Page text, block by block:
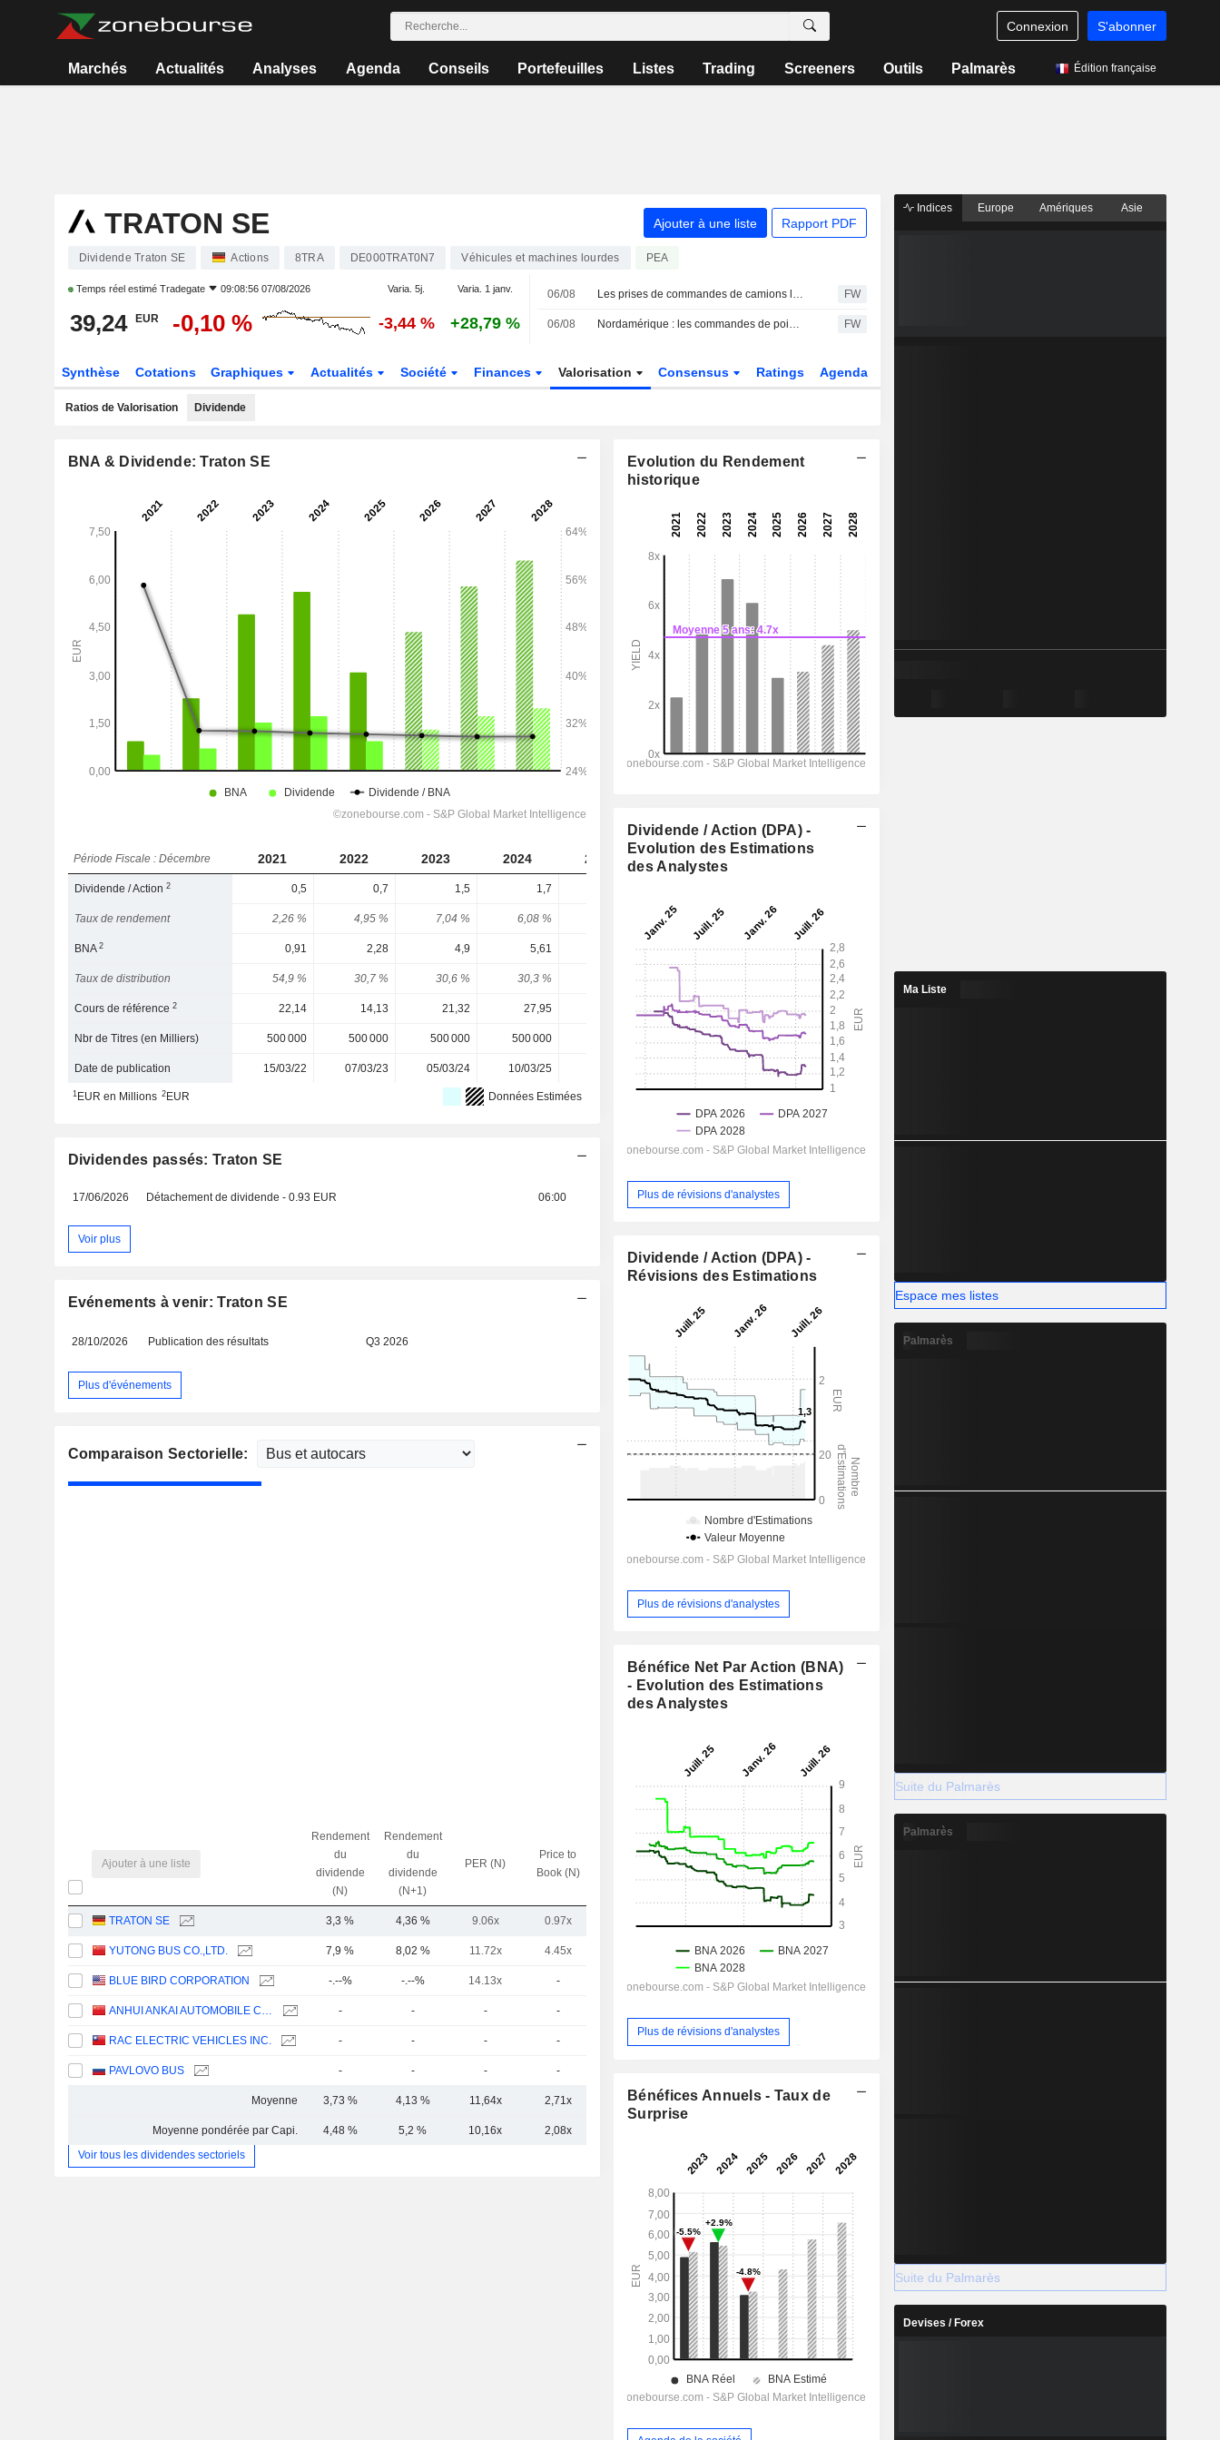
Connexion S'abonner
Marchés Actualités Analyses Agenda Conseils Portefeuilles Listes Trading Screeners Outils Palmarès Édition française
TRATON SE Ajouter à une liste Rapport PDF
Dividende Traton SE Actions 8TRA DE000TRAT0N7 Véhicules et machines lourdes PEA
Temps réel estimé Tradegate 09:08:56 07/08/2026 Varia. 5j. Varia. 1 janv.
39,24 EUR -0,10 % -3,44 % +28,79 %
06/08 Les prises de commandes de camions lourds en Amérique du Nord en hausse sur un an en juillet - ACT Research (mise à jour) FW
06/08 Nordamérique : les commandes de poids lourds en hausse sur un an en juillet - ACT Research FW
Synthèse Cotations Graphiques Actualités Société Finances Valorisation Consensus Ratings Agenda
Ratios de Valorisation Dividende
BNA & Dividende: Traton SE
Période Fiscale : Décembre 2021 2022 2023 2024 2025 2026
Dividende / Action2 0,5 0,7 1,5 1,7
Taux de rendement 2,26 % 4,95 % 7,04 % 6,08 % 3,3 % 4,36 %
BNA2 0,91 2,28 4,9 5,61 4,334 5,774
Taux de distribution 54,9 % 30,7 % 30,6 % 30,3 % 29,9 % 29,7 % 29,7 %
Cours de référence2 22,14 14,13 21,32 27,95 39,28 39,28 39,28
Nbr de Titres (en Milliers) 500 000 500 000 500 000 500 000 500 000 -
Date de publication 15/03/22 07/03/23 05/03/24 10/03/25 -
1EUR en Millions 2EUR Données Estimées
Dividendes passés: Traton SE
17/06/2026 Détachement de dividende - 0.93 EUR 06:00
Voir plus
Evénements à venir: Traton SE
28/10/2026 Publication des résultats Q3 2026
Plus d'événements
Comparaison Sectorielle:
Ajouter à une liste
Rendement
du
dividende
(N)
Rendement
du
dividende
(N+1)
PER (N)
Price to
Book (N)
TRATON SE 3,3 % 4,36 % 9.06x 0.97x
YUTONG BUS CO.,LTD. 7,9 % 8,02 % 11.72x 4.45x
BLUE BIRD CORPORATION -.--% -.--% 14.13x -
ANHUI ANKAI AUTOMOBILE CO., LTD - - - -
RAC ELECTRIC VEHICLES INC. - - - -
PAVLOVO BUS - - - -
Moyenne 3,73 % 4,13 % 11,64x 2,71x 0,96x
Moyenne pondérée par Capi. 4,48 % 5,2 % 10,16x 2,08x
Voir tous les dividendes sectoriels
Evolution du Rendement
historique
Dividende / Action (DPA) -
Evolution des Estimations
des Analystes
Plus de révisions d'analystes
Dividende / Action (DPA) -
Révisions des Estimations
Plus de révisions d'analystes
Bénéfice Net Par Action (BNA)
- Evolution des Estimations
des Analystes
Plus de révisions d'analystes
Bénéfices Annuels - Taux de
Surprise
Indices Europe Amériques Asie
Ma Liste
Espace mes listes
Palmarès
Suite du Palmarès
Palmarès
Suite du Palmarès
Devises / Forex